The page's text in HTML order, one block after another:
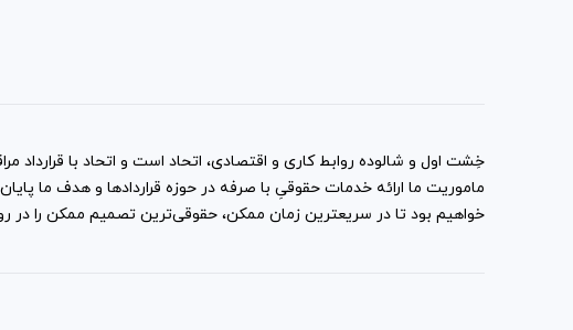
خِشت اول و شالوده روابط کاری و اقتصادی، اتحاد است و اتحاد با قرارداد
ماموریت ما ارائه خدمات حقوقیِ با صرفه در حوزه قراردادها و هدف
خواهیم بود تا در سریعترین زمان ممکن، حقوقی‌ترین تصمیم ممکن را در